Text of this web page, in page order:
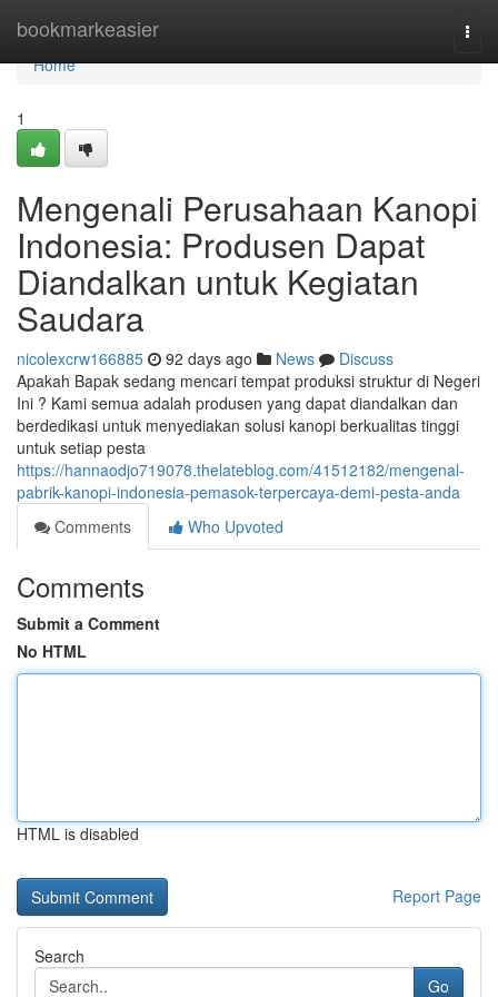
bookmarkeasier
Home
Home
1
Mengenali Perusahaan Kanopi
Indonesia: Produsen Dapat
Diandalkan untuk Kegiatan
Saudara
nicolexcrw166885 92 days ago News
Discuss
Apakah Bapak sedang mencari tempat produksi struktur di Negeri
Ini ? Kami semua adalah produsen yang dapat diandalkan dan
berdedikasi untuk menyediakan solusi kanopi berkualitas tinggi
untuk setiap pesta
https://hannaodjo719078.thelateblog.com/41512182/mengenal-
pabrik-kanopi-indonesia-pemasok-terpercaya-demi-pesta-anda
Comments
Who Upvoted
Comments
Submit a Comment
No HTML
HTML is disabled
Report Page
Search
Go